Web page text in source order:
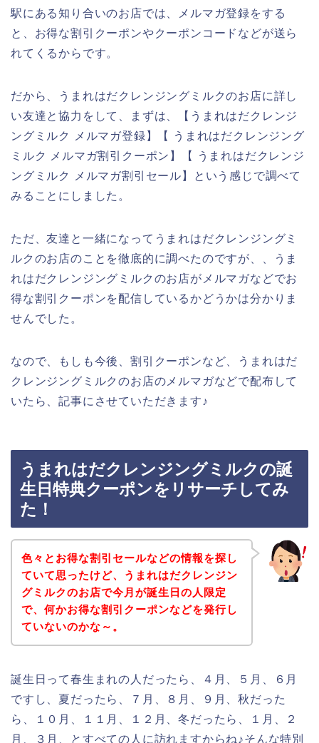
駅にある知り合いのお店では、メルマガ登録をする
と、お得な割引クーポンやクーポンコードなどが送ら
れてくるからです。
だから、うまれはだクレンジングミルクのお店に詳し
い友達と協力をして、まずは、【うまれはだクレンジ
ングミルク メルマガ登録】【 うまれはだクレンジング
ミルク メルマガ割引クーポン】【 うまれはだクレンジ
ングミルク メルマガ割引セール】という感じで調べて
みることにしました。
ただ、友達と一緒になってうまれはだクレンジングミ
ルクのお店のことを徹底的に調べたのですが、、うま
れはだクレンジングミルクのお店がメルマガなどでお
得な割引クーポンを配信しているかどうかは分かりま
せんでした。
なので、もしも今後、割引クーポンなど、うまれはだ
クレンジングミルクのお店のメルマガなどで配布して
いたら、記事にさせていただきます♪
うまれはだクレンジングミルクの誕
生日特典クーポンをリサーチしてみ
た！
色々とお得な割引セールなどの情報を探し
ていて思ったけど、うまれはだクレンジン
グミルクのお店で今月が誕生日の人限定
で、何かお得な割引クーポンなどを発行し
ていないのかな～。
誕生日って春生まれの人だったら、４月、５月、６月
ですし、夏だったら、７月、８月、９月、秋だった
ら、１０月、１１月、１２月、冬だったら、１月、２
月、３月、とすべての人に訪れますからね♪そんな特別